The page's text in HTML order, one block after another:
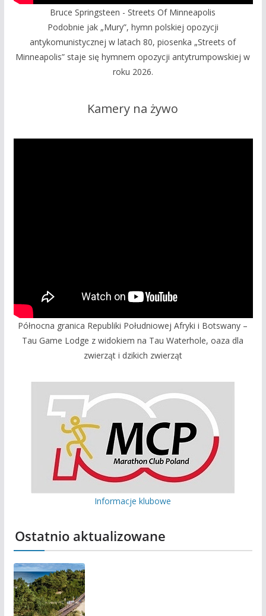
Bruce Springsteen - Streets Of Minneapolis
Podobnie jak „Mury”, hymn polskiej opozycji
antykomunistycznej w latach 80, piosenka „Streets of
Minneapolis” staje się hymnem opozycji antytrumpowskiej w
roku 2026.
Kamery na żywo
Północna granica Republiki Południowej Afryki i Botswany –
Tau Game Lodge z widokiem na Tau Waterhole, oaza dla
zwierząt i dzikich zwierząt
Informacje klubowe
Ostatnio aktualizowane